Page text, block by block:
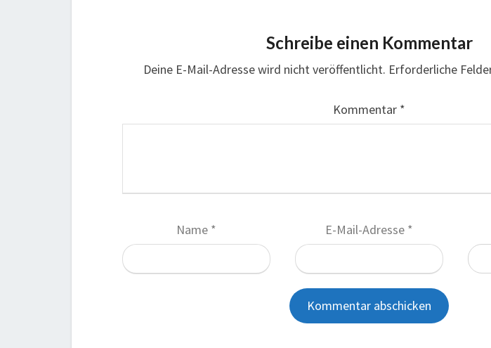
Schreibe einen Kommentar
Deine E-Mail-Adresse wird nicht veröffentlicht. Erforderliche
Kommentar *
Name * E-Mail-Adresse *